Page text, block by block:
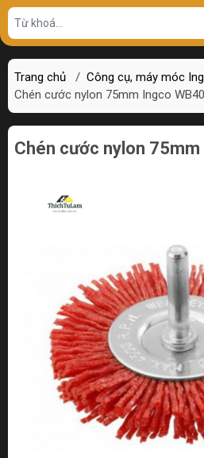
Trang chủ / Công cụ, máy móc
Chén cước nylon 75mm Ingco
Giá bán
Chén cước nylon